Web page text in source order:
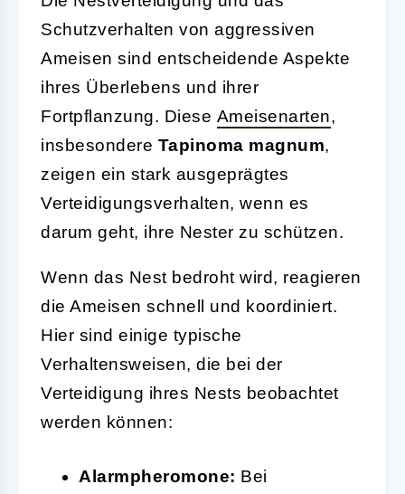
Schutzverhalten von aggressiven
Ameisen sind entscheidende Aspekte
ihres Überlebens und ihrer
Fortpflanzung. Diese Ameisenarten,
insbesondere Tapinoma magnum,
zeigen ein stark ausgeprägtes
Verteidigungsverhalten, wenn es
darum geht, ihre Nester zu schützen.
Wenn das Nest bedroht wird, reagieren
die Ameisen schnell und koordiniert.
Hier sind einige typische
Verhaltensweisen, die bei der
Verteidigung ihres Nests beobachtet
werden können:
Alarmpheromone: Bei